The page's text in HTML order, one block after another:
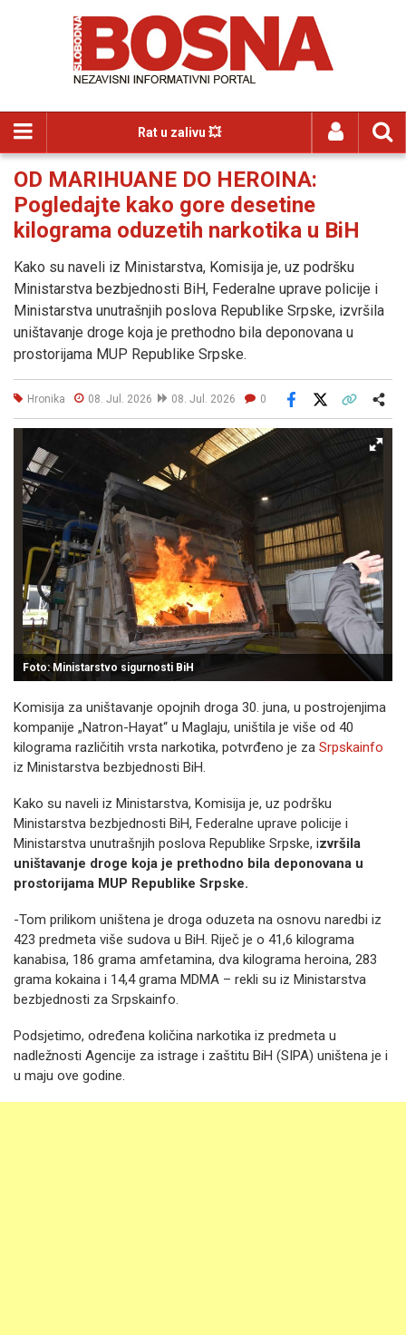
Rat u zalivu 💥
OD MARIHUANE DO HEROINA:
Pogledajte kako gore desetine
kilograma oduzetih narkotika u BiH
Kako su naveli iz Ministarstva, Komisija je, uz podršku
Ministarstva bezbjednosti BiH, Federalne uprave policije i
Ministarstva unutrašnjih poslova Republike Srpske, izvršila
uništavanje droge koja je prethodno bila deponovana u
prostorijama MUP Republike Srpske.
Hronika 08. Jul. 2026 08. Jul. 2026 0
Facebook
Foto: Ministarstvo sigurnosti BiH
Komisija za uništavanje opojnih droga 30. juna, u postrojenjima
kompanije „Natron-Hayat“ u Maglaju, uništila je više od 40
kilograma različitih vrsta narkotika, potvrđeno je za Srpskainfo
iz Ministarstva bezbjednosti BiH.
Kako su naveli iz Ministarstva, Komisija je, uz podršku
Ministarstva bezbjednosti BiH, Federalne uprave policije i
Ministarstva unutrašnjih poslova Republike Srpske, izvršila
uništavanje droge koja je prethodno bila deponovana u
prostorijama MUP Republike Srpske.
-Tom prilikom uništena je droga oduzeta na osnovu naredbi iz
423 predmeta više sudova u BiH. Riječ je o 41,6 kilograma
kanabisa, 186 grama amfetamina, dva kilograma heroina, 283
grama kokaina i 14,4 grama MDMA – rekli su iz Ministarstva
bezbjednosti za Srpskainfo.
Podsjetimo, određena količina narkotika iz predmeta u
nadležnosti Agencije za istrage i zaštitu BiH (SIPA) uništena je i
u maju ove godine.